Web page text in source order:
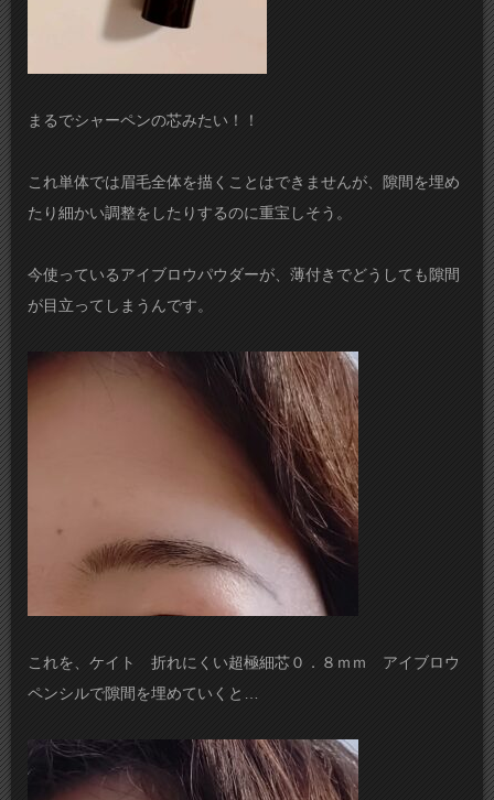
まるでシャーペンの芯みたい！！
これ単体では眉毛全体を描くことはできませんが、隙間を埋め
たり細かい調整をしたりするのに重宝しそう。
今使っているアイブロウパウダーが、薄付きでどうしても隙間
が目立ってしまうんです。
これを、ケイト 折れにくい超極細芯０．８ｍｍ アイブロウ
ペンシルで隙間を埋めていくと…